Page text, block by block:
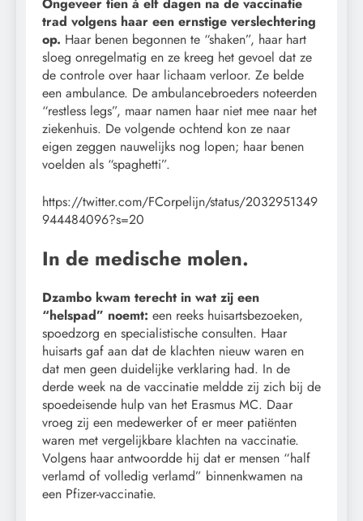
trad volgens haar een ernstige verslechtering
op. Haar benen begonnen te “shaken”, haar hart
sloeg onregelmatig en ze kreeg het gevoel dat ze
de controle over haar lichaam verloor. Ze belde
een ambulance. De ambulancebroeders noteerden
“restless legs”, maar namen haar niet mee naar het
ziekenhuis. De volgende ochtend kon ze naar
eigen zeggen nauwelijks nog lopen; haar benen
voelden als “spaghetti”.
https://twitter.com/FCorpelijn/status/2032951349
944484096?s=20
In de medische molen.
Dzambo kwam terecht in wat zij een
“helspad” noemt: een reeks huisartsbezoeken,
spoedzorg en specialistische consulten. Haar
huisarts gaf aan dat de klachten nieuw waren en
dat men geen duidelijke verklaring had. In de
derde week na de vaccinatie meldde zij zich bij de
spoedeisende hulp van het Erasmus MC. Daar
vroeg zij een medewerker of er meer patiënten
waren met vergelijkbare klachten na vaccinatie.
Volgens haar antwoordde hij dat er mensen “half
verlamd of volledig verlamd” binnenkwamen na
een Pfizer-vaccinatie.